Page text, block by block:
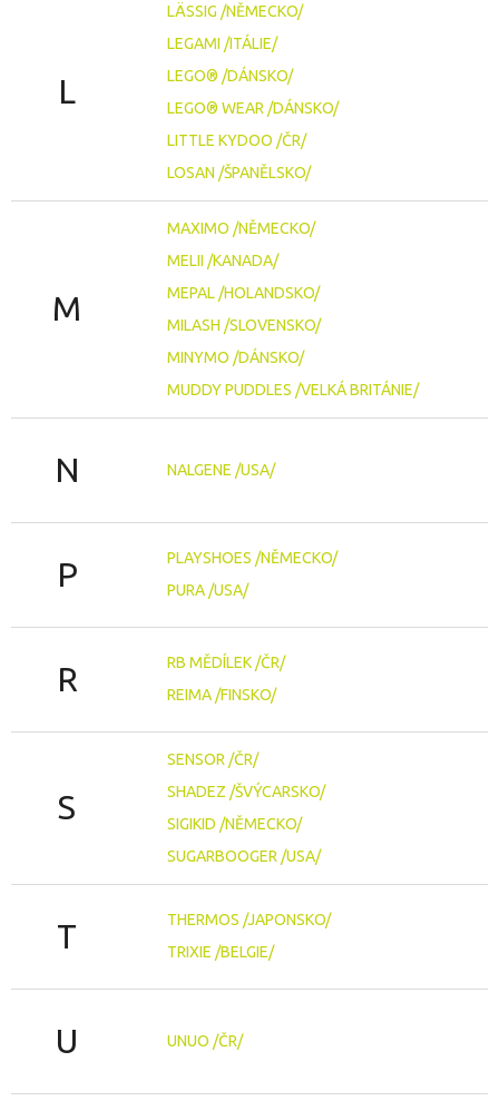
L
LÄSSIG /NĚMECKO/
LEGAMI /ITÁLIE/
LEGO® /DÁNSKO/
LEGO® WEAR /DÁNSKO/
LITTLE KYDOO /ČR/
LOSAN /ŠPANĚLSKO/
M
MAXIMO /NĚMECKO/
MELII /KANADA/
MEPAL /HOLANDSKO/
MILASH /SLOVENSKO/
MINYMO /DÁNSKO/
MUDDY PUDDLES /VELKÁ BRITÁNIE/
N NALGENE /USA/
P
PLAYSHOES /NĚMECKO/
PURA /USA/
R
RB MĚDÍLEK /ČR/
REIMA /FINSKO/
S
SENSOR /ČR/
SHADEZ /ŠVÝCARSKO/
SIGIKID /NĚMECKO/
SUGARBOOGER /USA/
T
THERMOS /JAPONSKO/
TRIXIE /BELGIE/
U UNUO /ČR/